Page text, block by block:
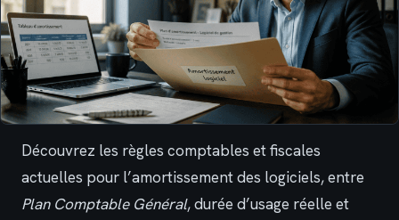
Découvrez les règles comptables et fiscales
actuelles pour l’amortissement des logiciels, entre
Plan Comptable Général, durée d’usage réelle et